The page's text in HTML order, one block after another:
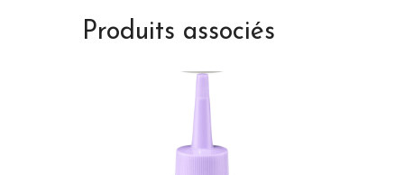
Produits associés